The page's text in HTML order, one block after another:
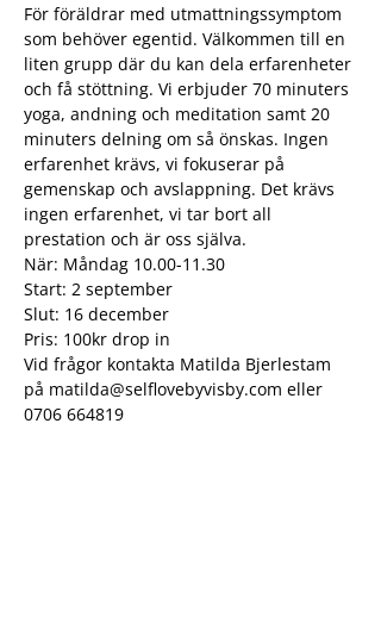
För föräldrar med utmattningssymptom
som behöver egentid. Välkommen till en
liten grupp där du kan dela erfarenheter
och få stöttning. Vi erbjuder 70 minuters
yoga, andning och meditation samt 20
minuters delning om så önskas. Ingen
erfarenhet krävs, vi fokuserar på
gemenskap och avslappning. Det krävs
ingen erfarenhet, vi tar bort all
prestation och är oss själva.
När: Måndag 10.00-11.30
Start: 2 september
Slut: 16 december
Pris: 100kr drop in
Vid frågor kontakta Matilda Bjerlestam
på matilda@selflovebyvisby.com eller
0706 664819